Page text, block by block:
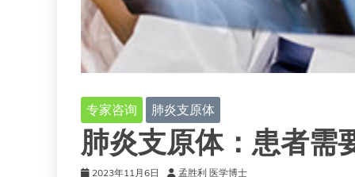
专家咨询 肺炎支原体
肺炎支原体：患者需
2023年11月6日 孟胜利 医学博士